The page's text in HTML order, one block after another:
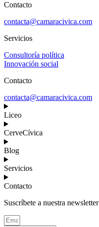
Contacto
contacta@camaracivica.com
Servicios
Consultoría política
Innovación social
Contacto
contacta@camaracivica.com
Liceo
CerveCívica
Blog
Servicios
Contacto
Suscríbete a nuestra newsletter